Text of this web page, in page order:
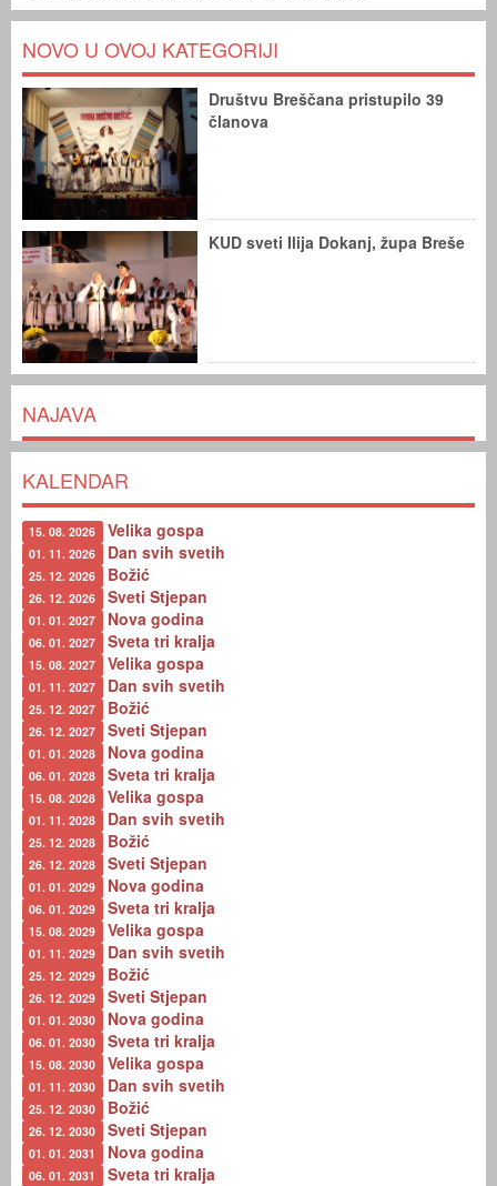
NOVO U OVOJ KATEGORIJI
Društvu Breščana pristupilo 39
članova
KUD sveti Ilija Dokanj, župa Breše
NAJAVA
KALENDAR
15. 08. 2026 Velika gospa
01. 11. 2026 Dan svih svetih
25. 12. 2026 Božić
26. 12. 2026 Sveti Stjepan
01. 01. 2027 Nova godina
06. 01. 2027 Sveta tri kralja
15. 08. 2027 Velika gospa
01. 11. 2027 Dan svih svetih
25. 12. 2027 Božić
26. 12. 2027 Sveti Stjepan
01. 01. 2028 Nova godina
06. 01. 2028 Sveta tri kralja
15. 08. 2028 Velika gospa
01. 11. 2028 Dan svih svetih
25. 12. 2028 Božić
26. 12. 2028 Sveti Stjepan
01. 01. 2029 Nova godina
06. 01. 2029 Sveta tri kralja
15. 08. 2029 Velika gospa
01. 11. 2029 Dan svih svetih
25. 12. 2029 Božić
26. 12. 2029 Sveti Stjepan
01. 01. 2030 Nova godina
06. 01. 2030 Sveta tri kralja
15. 08. 2030 Velika gospa
01. 11. 2030 Dan svih svetih
25. 12. 2030 Božić
26. 12. 2030 Sveti Stjepan
01. 01. 2031 Nova godina
06. 01. 2031 Sveta tri kralja